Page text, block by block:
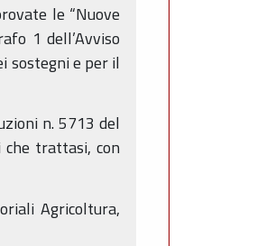
le “Nuove
1 dell’Avviso
sostegni e per il
n. 5713 del
trattasi, con
Agricoltura,